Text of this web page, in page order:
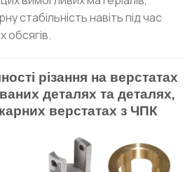
стабільність навіть під час
обсягів.
різання на верстатах
деталях та деталях,
верстатах з ЧПК